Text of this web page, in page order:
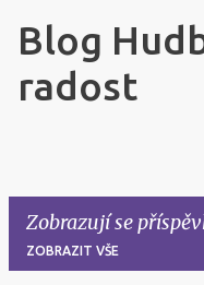
Blog
radost
Zobrazují se
ZOBRAZIT VŠE